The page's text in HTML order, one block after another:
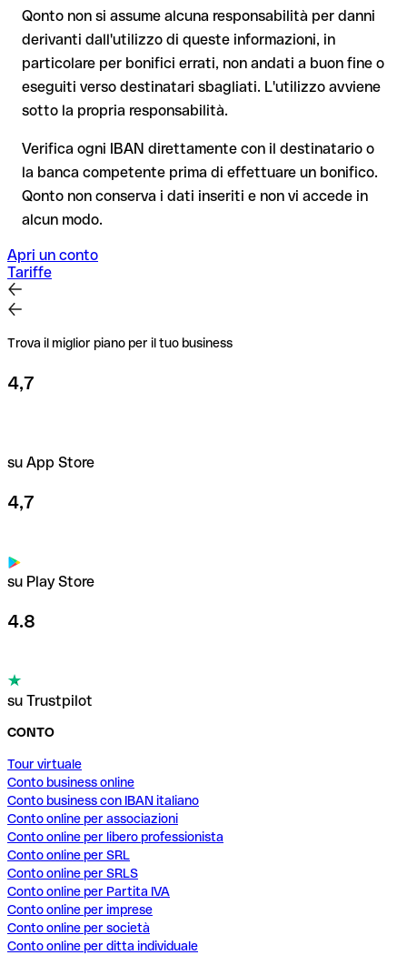
bonifici al di fuori dell'area SEPA.
iscritto, soprattutto in caso di nuovi rapporti commerciali o
importi elevati. L'esistenza di un conto può essere verificata
tramite un bonifico di prova.
bonifici SEPA in euro, prima della conferma del pagamento la
tua banca verifica la corrispondenza tra l'IBAN e il nome del
beneficiario. Se i dati non coincidono, ricevi un avviso che ti
consente di individuare l'errore prima di procedere. Questo
controllo non blocca il pagamento, la decisione finale resta
Consiglio: verifica ogni IBAN prima di un bonifico con il nostro
per importi elevati o nuovi rapporti commerciali.
Qonto non si assume alcuna responsabilità per danni
derivanti dall'utilizzo di queste informazioni, in
particolare per bonifici errati, non andati a buon fine o
eseguiti verso destinatari sbagliati. L'utilizzo avviene
sotto la propria responsabilità.
Verifica ogni IBAN direttamente con il destinatario o
la banca competente prima di effettuare un bonifico.
Qonto non conserva i dati inseriti e non vi accede in
alcun modo.
Apri un conto
Tariffe
Trova il miglior piano per il tuo business
4,7
su App Store
4,7
su Play Store
4.8
su Trustpilot
CONTO
Tour virtuale
Conto business online
Conto business con IBAN italiano
Conto online per associazioni
Conto online per libero professionista
Conto online per SRL
Conto online per SRLS
Conto online per Partita IVA
Conto online per imprese
Conto online per società
Conto online per ditta individuale